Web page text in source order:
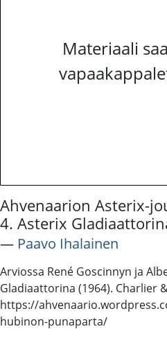
Materiaali
Ahvenaarion Asterix-
4. Asterix
― Paavo Ihalainen
Arviossa René Goscinnyn ja
Gladiaattorina (1964). Charlier
https://
hubinon-punaparta/